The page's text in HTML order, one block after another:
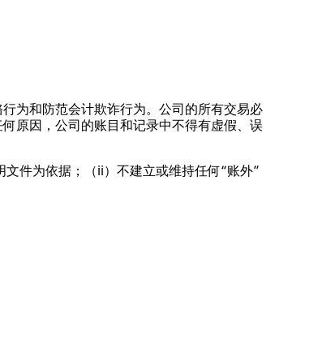
为和防范会计欺诈行为。公司的所有交易必
原因，公司的账目和记录中不得有虚假、误
件为依据；（ii）不建立或维持任何“账外”